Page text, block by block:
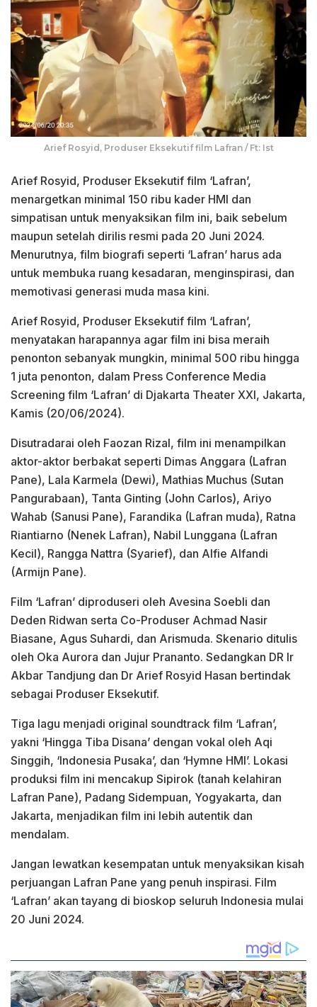
Arief Rosyid, Produser Eksekutif film Lafran / Ft: Ist
Arief Rosyid, Produser Eksekutif film ‘Lafran’,
menargetkan minimal 150 ribu kader HMI dan
simpatisan untuk menyaksikan film ini, baik sebelum
maupun setelah dirilis resmi pada 20 Juni 2024.
Menurutnya, film biografi seperti ‘Lafran’ harus ada
untuk membuka ruang kesadaran, menginspirasi, dan
memotivasi generasi muda masa kini.
Arief Rosyid, Produser Eksekutif film ‘Lafran’,
menyatakan harapannya agar film ini bisa meraih
penonton sebanyak mungkin, minimal 500 ribu hingga
1 juta penonton, dalam Press Conference Media
Screening film ‘Lafran’ di Djakarta Theater XXI, Jakarta,
Kamis (20/06/2024).
Disutradarai oleh Faozan Rizal, film ini menampilkan
aktor-aktor berbakat seperti Dimas Anggara (Lafran
Pane), Lala Karmela (Dewi), Mathias Muchus (Sutan
Pangurabaan), Tanta Ginting (John Carlos), Ariyo
Wahab (Sanusi Pane), Farandika (Lafran muda), Ratna
Riantiarno (Nenek Lafran), Nabil Lunggana (Lafran
Kecil), Rangga Nattra (Syarief), dan Alfie Alfandi
(Armijn Pane).
Film ‘Lafran’ diproduseri oleh Avesina Soebli dan
Deden Ridwan serta Co-Produser Achmad Nasir
Biasane, Agus Suhardi, dan Arismuda. Skenario ditulis
oleh Oka Aurora dan Jujur Prananto. Sedangkan DR Ir
Akbar Tandjung dan Dr Arief Rosyid Hasan bertindak
sebagai Produser Eksekutif.
Tiga lagu menjadi original soundtrack film ‘Lafran’,
yakni ‘Hingga Tiba Disana’ dengan vokal oleh Aqi
Singgih, ‘Indonesia Pusaka’, dan ‘Hymne HMI’. Lokasi
produksi film ini mencakup Sipirok (tanah kelahiran
Lafran Pane), Padang Sidempuan, Yogyakarta, dan
Jakarta, menjadikan film ini lebih autentik dan
mendalam.
Jangan lewatkan kesempatan untuk menyaksikan kisah
perjuangan Lafran Pane yang penuh inspirasi. Film
‘Lafran’ akan tayang di bioskop seluruh Indonesia mulai
20 Juni 2024.